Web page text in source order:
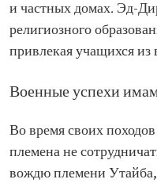
и частных домах. Эд-
религиозного
привлекая учащихся из
Военные успехи
Во время своих
племена не
вождю племени